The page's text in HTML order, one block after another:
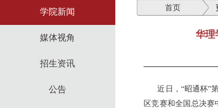
学院新闻
媒体视角
招生资讯
公告
首页
华理
近日， “昭通杯”
区竞赛和全国总决